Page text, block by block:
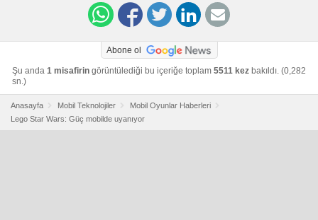
Abone ol
Şu anda 1 misafirin görüntülediği bu içeriğe toplam 5511 kez bakıldı. (0,282
sn.)
Anasayfa Mobil Teknolojiler
Mobil Oyunlar Haberleri
Lego Star Wars: Güç mobilde uyanıyor